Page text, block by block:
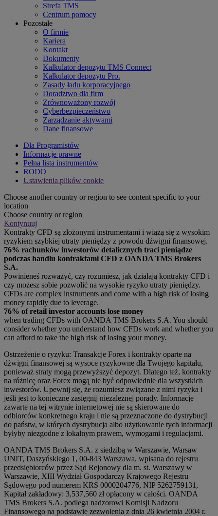
Strefa TMS
Centrum pomocy
Pozostałe
O firmie
Kariera
Kontakt
Dokumenty
Kalkulator depozytu TMS Connect
Kalkulator depozytu Pro.
Zasady ładu korporacyjnego
Doradztwo dla firm
Zrównoważony rozwój
Cyberbezpieczeństwo
Zarządzanie aktywami
Dane finansowe
Dla Programistów
Informacje prawne
Pełna lista instrumentów
RODO
Ustawienia plików cookie
Choose another country or region to see content specific to your
location
Choose country or region
Kontynuuj
Kontrakty CFD są złożonymi instrumentami i wiążą się z wysokim
ryzykiem szybkiej utraty pieniędzy z powodu dźwigni finansowej.
76% rachunków inwestorów detalicznych traci pieniądze
podczas handlu kontraktami CFD z OANDA TMS Brokers
S.A.
Powinieneś rozważyć, czy rozumiesz, jak działają kontrakty CFD i
czy możesz sobie pozwolić na wysokie ryzyko utraty pieniędzy.
CFDs are complex instruments and come with a high risk of losing
money rapidly due to leverage.
76% of retail investor accounts lose money
when trading CFDs with OANDA TMS Brokers S.A. You should
consider whether you understand how CFDs work and whether you
can afford to take the high risk of losing your money.
Ostrzeżenie o ryzyku: Transakcje Forex i kontrakty oparte na
dźwigni finansowej są wysoce ryzykowne dla Twojego kapitału,
ponieważ straty mogą przewyższyć depozyt. Dlatego też, kontrakty
na różnicę oraz Forex mogą nie być odpowiednie dla wszystkich
inwestorów. Upewnij się, że rozumiesz związane z nimi ryzyka i
jeśli jest to konieczne zasięgnij niezależnej porady. Informacje
zawarte na tej witrynie internetowej nie są skierowane do
odbiorców konkretnego kraju i nie są przeznaczone do dystrybucji
do państw, w których dystrybucja albo użytkowanie tych informacji
byłyby niezgodne z lokalnym prawem, wymogami i regulacjami.
OANDA TMS Brokers S.A. z siedzibą w Warszawie, Warsaw
UNIT, Daszyńskiego 1, 00-843 Warszawa, wpisana do rejestru
przedsiębiorców przez Sąd Rejonowy dla m. st. Warszawy w
Warszawie, XIII Wydział Gospodarczy Krajowego Rejestru
Sądowego pod numerem KRS 0000204776, NIP 5262759131,
Kapitał zakładowy: 3,537,560 zł opłacony w całości. OANDA
TMS Brokers S.A. podlega nadzorowi Komisji Nadzoru
Finansowego na podstawie zezwolenia z dnia 26 kwietnia 2004 r.